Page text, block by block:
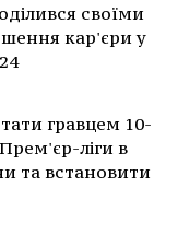
своїми
кар'єри у
гравцем 10-
ліги в
та встановити